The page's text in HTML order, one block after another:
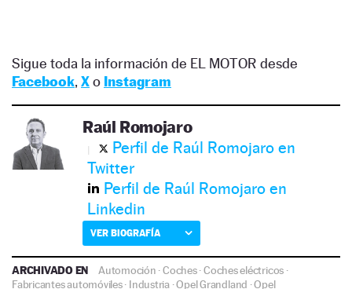
Sigue toda la información de EL MOTOR desde
Facebook, Xo Instagram
Raúl Romojaro
Perfil de Raúl Romojaro en
Twitter
Perfil de Raúl Romojaro en
Linkedin
VER BIOGRAFÍA
ARCHIVADO EN Automoción ·Coches·Coches eléctricos ·
Fabricantes automóviles· Industria·Opel Grandland ·Opel